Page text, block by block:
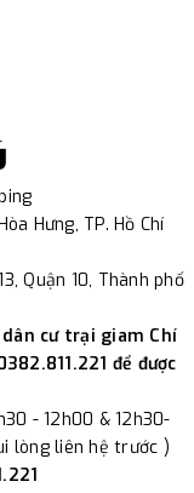
Hưng, TP. Hồ Chí
Quận 10, Thành phố
cư trại giam Chí
để được
- 12h00 & 12h30-
lòng liên hệ trước )